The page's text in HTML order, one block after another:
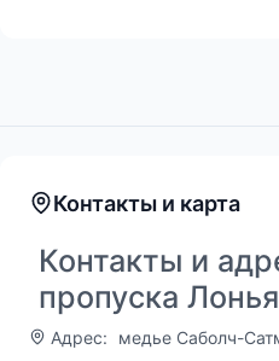
Контакты и карта
Контакты и
пропуска Лонья
Адрес: медье Саболч-